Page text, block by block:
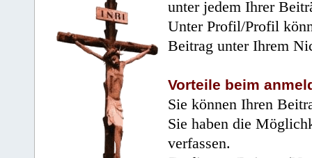
unter jedem Ihrer
Unter Profil/Profil
Beitrag unter Ihrem
Vorteile beim
Sie können Ihren
Sie haben die
verfassen.